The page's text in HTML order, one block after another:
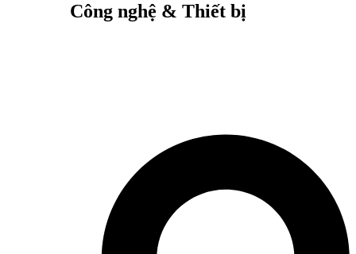
Công nghệ & Thiết bị